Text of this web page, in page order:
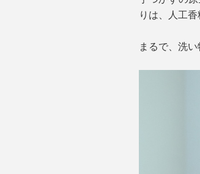
りは、人工
まるで、洗